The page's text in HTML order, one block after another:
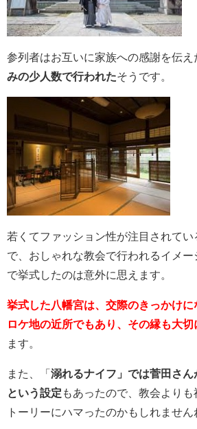
参列者はお互いに家族への感謝を伝え
みの少人数で行われたそうです。
若くてファッション性が注目されて
で、おしゃれな教会で行われるイメ
で挙式したのは意外に思えます。
挙式した八幡宮は、交際のきっかけ
ロケ地の近所でもあり、その縁も大
ます。
また、「 溺れるナイフ」では菅田さ
という設定 もあったので、教会より
トーリーにハマったのかもしれません